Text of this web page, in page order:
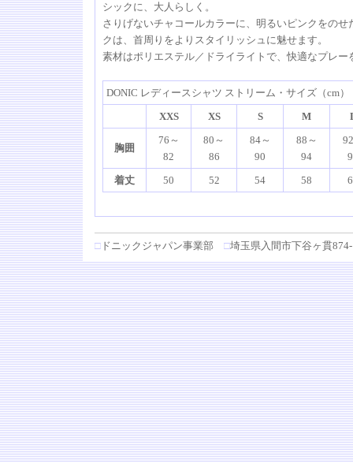
シックに、大人らしく。
さりげないチャコールカラーに、明るいピンクをの
クは、首周りをよりスタイリッシュに魅せます。
素材はポリエステル／ドライライトで、快適なプレー
DONIC レディースシャツ ストリーム・サイズ（cm）
XXS
XS S M
胸囲
76～
82
80～
86
84～
90
88～
94
着丈
50 52 54 58
□ ドニックジャパン事業部 □埼玉県入間市下谷ヶ貫